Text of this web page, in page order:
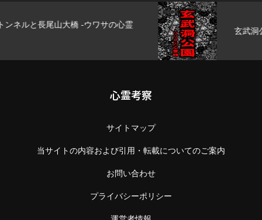
玄武洞公園 -ウワサの心霊話-
心霊考察
サイトマップ
当サイトの内容および引用・転載についてのご案内
お問い合わせ
プライバシーポリシー